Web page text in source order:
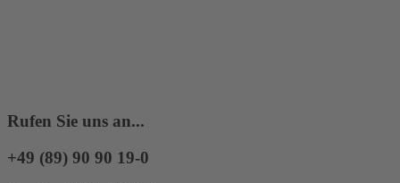
Rufen Sie uns an...
+49 (89) 90 90 19-0